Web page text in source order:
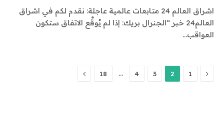
اشراق العالم 24 متابعات عالمية عاجلة: نقدم لكم في اشراق
العالم24 خبر “الجنرال بريك: إذا لم يُوقَّع الاتفاق ستكون
العواقب…
السابق
1
2
3
4
…
18 التالي